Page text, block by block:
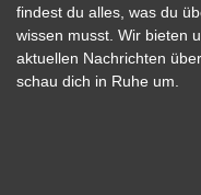
findest du alles, was du
wissen musst. Wir bieten
aktuellen Nachrichten
schau dich in Ruhe um.